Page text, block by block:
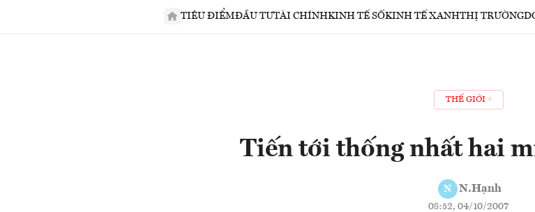
TIÊU ĐIỂMĐẦU TƯTÀI CHÍNHKINH TẾ SỐKINH TẾ XANHTHỊ TRƯỜNG
THẾ GIỚI
Tiến tới thống nhất hai
N N.Hạnh
08:52, 04/10/2007